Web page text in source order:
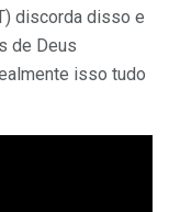
discorda disso e
de Deus
isso tudo